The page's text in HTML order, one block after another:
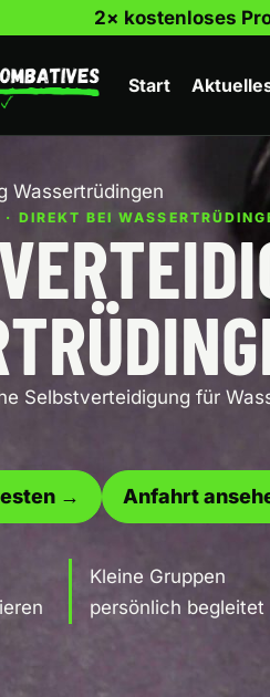
2× kostenloses
Start
Wassertrüdingen
DIREKT BEI
Selbstverteidigung für
→ Anfahrt
Kleine Gruppen
persönlich begleitet